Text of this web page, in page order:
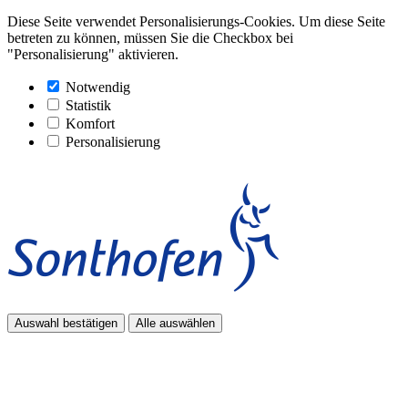
Diese Seite verwendet Personalisierungs-Cookies. Um diese Seite
betreten zu können, müssen Sie die Checkbox bei
"Personalisierung" aktivieren.
Notwendig
Statistik
Komfort
Personalisierung
Auswahl bestätigen Alle auswählen